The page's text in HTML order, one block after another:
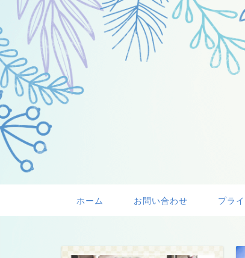
ホーム お問い合わせ プラ